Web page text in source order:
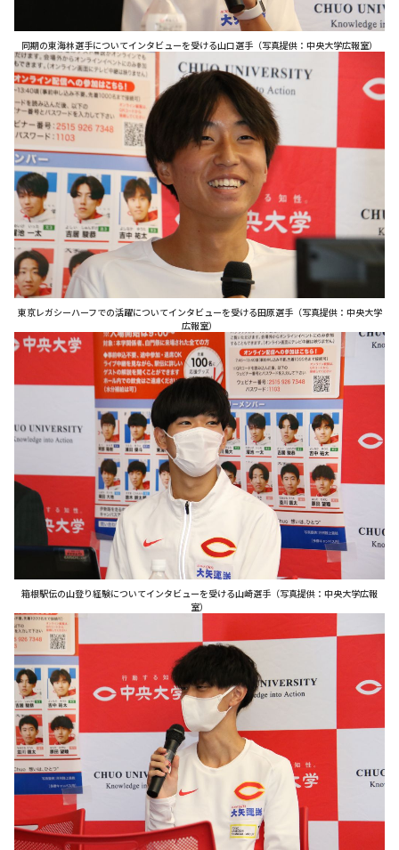
同期の東海林選手についてインタビューを受ける山口選手（写真提供：中央大学広報室）
東京レガシーハーフでの活躍についてインタビューを受ける田原選手（写真提供：中央大学
広報室）
箱根駅伝の山登り経験についてインタビューを受ける山崎選手（写真提供：中央大学広報
室）